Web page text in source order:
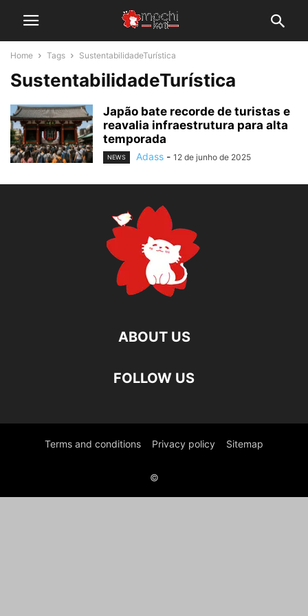
Home Tags SustentabilidadeTurística
SustentabilidadeTurística
Japão bate recorde de turistas e
reavalia infraestrutura para alta
temporada
NEWS Adass - 12 de junho de 2025
ABOUT US
FOLLOW US
Terms and conditions Privacy policy Sitemap
©